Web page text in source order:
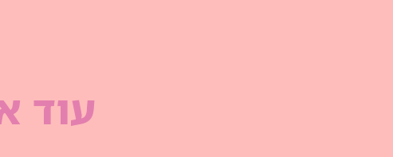
עוד